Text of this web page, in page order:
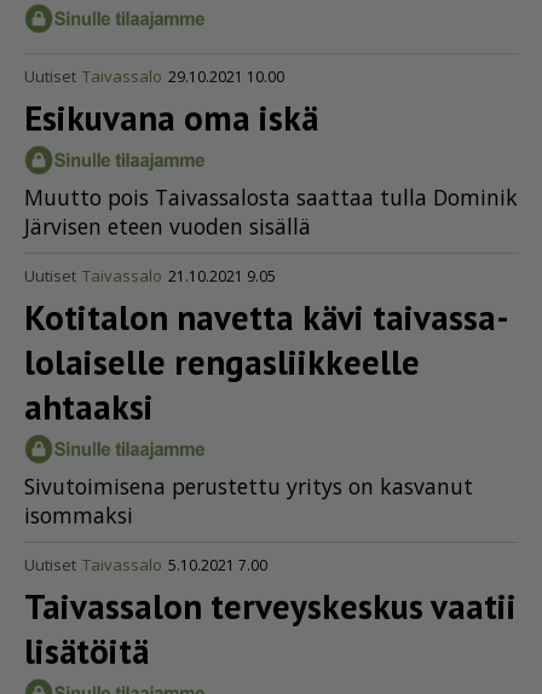
Uutiset Taivassalo 29.10.2021 10.00
Esikuvana oma iskä
Muut­to pois Tai­vas­sa­los­ta saat­taa tul­la Do­mi­nik
Jär­vi­sen eteen vuo­den si­säl­lä
Uutiset Taivassalo 21.10.2021 9.05
Kotitalon navetta kävi taivas­sa­
lo­lai­selle rengas­liik­keelle
ahtaaksi
Si­vu­toi­mi­se­na pe­rus­tet­tu yri­tys on kas­va­nut
isom­mak­si
Uutiset Taivassalo 5.10.2021 7.00
Taivassalon terveyskeskus vaatii
lisätöitä